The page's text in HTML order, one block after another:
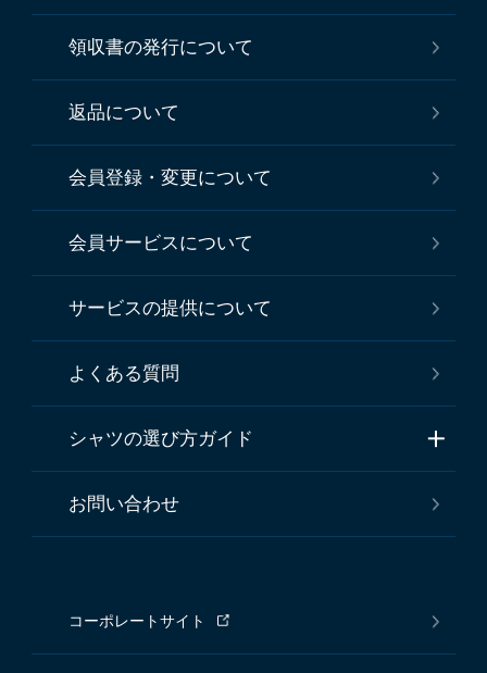
領収書の発行について
返品について
会員登録・変更について
会員サービスについて
サービスの提供について
よくある質問
シャツの選び方ガイド
お問い合わせ
コーポレートサイト